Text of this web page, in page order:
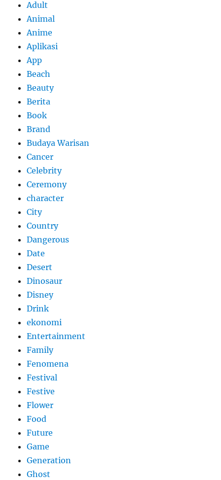
Adult
Animal
Anime
Aplikasi
App
Beach
Beauty
Berita
Book
Brand
Budaya Warisan
Cancer
Celebrity
Ceremony
character
City
Country
Dangerous
Date
Desert
Dinosaur
Disney
Drink
ekonomi
Entertainment
Family
Fenomena
Festival
Festive
Flower
Food
Future
Game
Generation
Ghost